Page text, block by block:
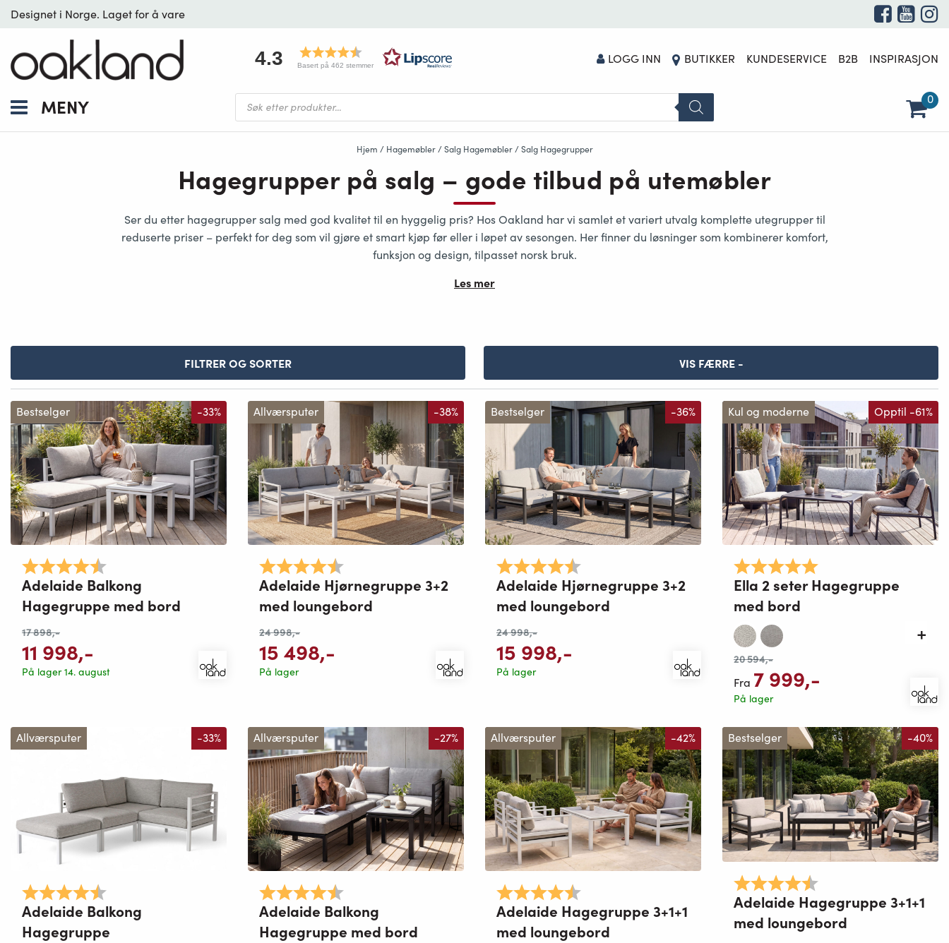
Designet i Norge. Laget for å vare
4.3 Basert på 462 stemmer LOGG INN BUTIKKER KUNDESERVICE B2B INSPIRASJON
MENY
Products
search
0
Hjem / Hagemøbler/Salg Hagemøbler/ Salg Hagegrupper
Hagegrupper på salg – gode tilbud på utemøbler
Ser du etter hagegrupper salg med god kvalitet til en hyggelig pris? Hos Oakland har vi samlet et variert utvalg komplette utegrupper til
reduserte priser – perfekt for deg som vil gjøre et smart kjøp før eller i løpet av sesongen. Her finner du løsninger som kombinerer komfort,
funksjon og design, tilpasset norsk bruk.
Les mer
FILTRER OG SORTER VIS FÆRRE -
Bestselger -33%
Karakter:
Adelaide Balkong
Hagegruppe med bord
17 898,-
11 998,-
På lager 14. august
Allværsputer -38%
Karakter:
Adelaide Hjørnegruppe 3+2
med loungebord
24 998,-
15 498,-
På lager
Bestselger -36%
Karakter:
Adelaide Hjørnegruppe 3+2
med loungebord
24 998,-
15 998,-
På lager
Kul og moderne Opptil -61%
Karakter:
Ella 2 seter Hagegruppe
med bord
20 594,-
Fra 7 999,-
På lager
Allværsputer -33%
Karakter:
Adelaide Balkong
Hagegruppe
Allværsputer -27%
Karakter:
Adelaide Balkong
Hagegruppe med bord
Allværsputer -42%
Karakter:
Adelaide Hagegruppe 3+1+1
med loungebord
Bestselger -40%
Karakter:
Adelaide Hagegruppe 3+1+1
med loungebord